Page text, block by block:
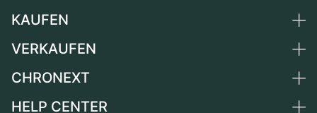
Deutschland
Schweiz
Frankreich
KAUFEN
Alle Luxusuhren
VERKAUFEN
Uhr verkaufen
CHRONEXT
Über uns
HELP CENTER